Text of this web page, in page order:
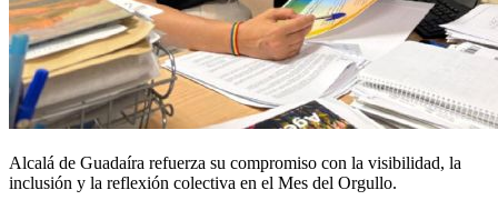
Alcalá de Guadaíra refuerza su compromiso con la visibilidad, la
inclusión y la reflexión colectiva en el Mes del Orgullo.